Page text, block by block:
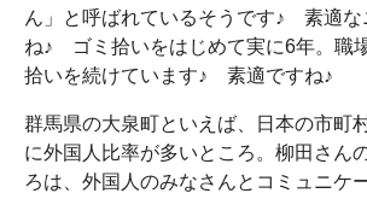
ん」と呼ばれているそうです♪ 素適な
ね♪ ゴミ拾いをはじめて実に6年。職
拾いを続けています♪ 素適ですね♪
群馬県の大泉町といえば、日本の市町
に外国人比率が多いところ。柳田さん
ろは、外国人のみなさんとコミュニケ